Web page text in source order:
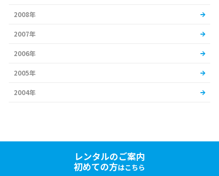
2008年
2007年
2006年
2005年
2004年
レンタルのご案内
初めての方はこちら